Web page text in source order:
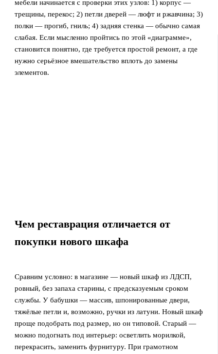
мебели начинается с проверки этих узлов: 1) корпус —
трещины, перекос; 2) петли дверей — люфт и ржавчина; 3)
полки — прогиб, гниль; 4) задняя стенка — обычно самая
слабая. Если мысленно пройтись по этой «диаграмме»,
становится понятно, где требуется простой ремонт, а где
нужно серьёзное вмешательство вплоть до замены
элементов.
Чем реставрация отличается от
покупки нового шкафа
Сравним условно: в магазине — новый шкаф из ЛДСП,
ровный, без запаха старины, с предсказуемым сроком
службы. У бабушки — массив, шпонированные двери,
тяжёлые петли и, возможно, ручки из латуни. Новый шкаф
проще подобрать под размер, но он типовой. Старый —
можно подогнать под интерьер: осветлить морилкой,
перекрасить, заменить фурнитуру. При грамотном